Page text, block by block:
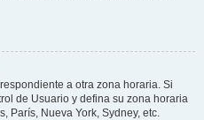
a otra zona horaria. Si
de Usuario y defina su zona horaria
París, Nueva York, Sydney, etc.